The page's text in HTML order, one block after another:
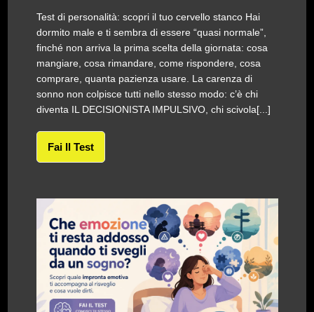
Test di personalità: scopri il tuo cervello stanco Hai
dormito male e ti sembra di essere “quasi normale”,
finché non arriva la prima scelta della giornata: cosa
mangiare, cosa rimandare, come rispondere, cosa
comprare, quanta pazienza usare. La carenza di
sonno non colpisce tutti nello stesso modo: c’è chi
diventa IL DECISIONISTA IMPULSIVO, chi scivola[...]
Fai Il Test